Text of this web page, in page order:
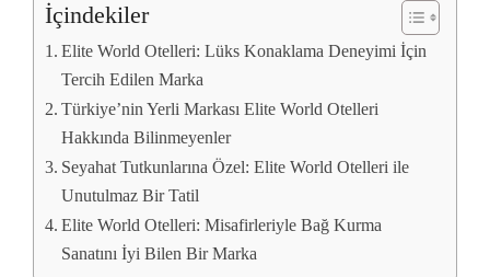
İçindekiler
Elite World Otelleri: Lüks Konaklama Deneyimi İçin
Tercih Edilen Marka
Türkiye’nin Yerli Markası Elite World Otelleri
Hakkında Bilinmeyenler
Seyahat Tutkunlarına Özel: Elite World Otelleri ile
Unutulmaz Bir Tatil
Elite World Otelleri: Misafirleriyle Bağ Kurma
Sanatını İyi Bilen Bir Marka